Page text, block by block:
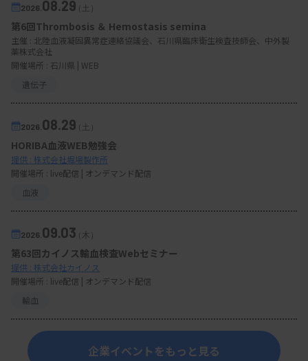
2026. 08.29（土）
第6回Thrombosis ＆ Hemostasis semina
主催 : 北陸血液凝固異常症連絡協議会、石川県臨床衛生検査技師会、中外製
薬株式会社
開催場所 : 石川県 | WEB
遺伝子
2026. 08.29（土）
HORIBA血液WEB勉強会
提供 : 株式会社堀場製作所
開催場所 : live配信 | オンデマンド配信
血液
2026. 09.03（木）
第63回カイノス輸血検査Webセミナー
提供 : 株式会社カイノス
開催場所 : live配信 | オンデマンド配信
輸血
企業イベントをもっと見る